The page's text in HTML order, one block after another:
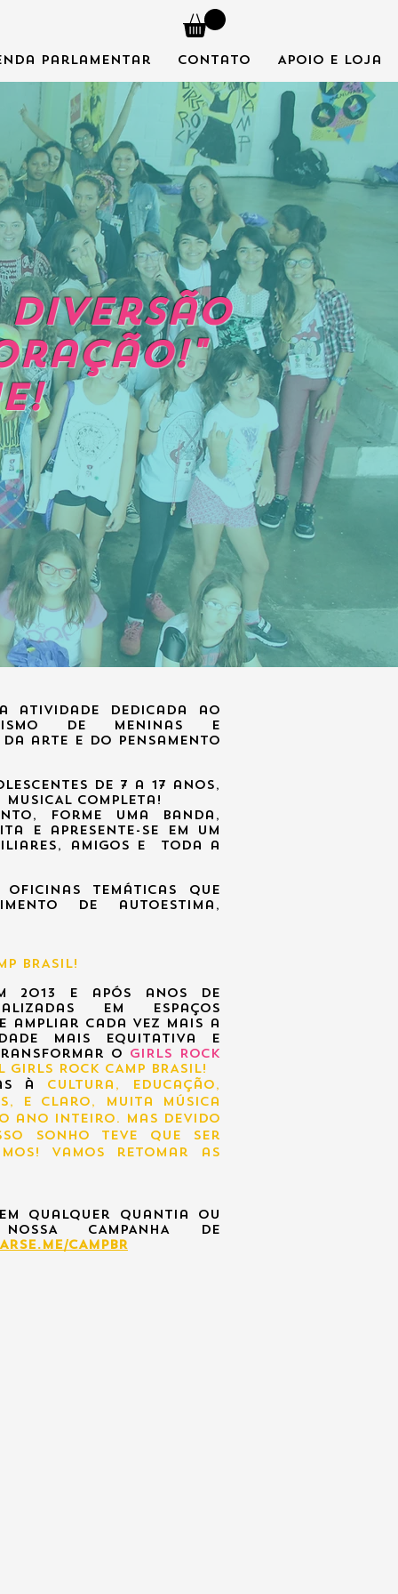
Parlamentar Contato Apoio e Loja
Diversão
atividade dedicada ao
de meninas e
arte e do pensamento
de 7 a 17 anos,
completa!
formE uma banda,
e apresente-se em um
amigos e toda a
oficinas temáticas que
de autoestima,
BRASIL!
2013 e após anos de
em espaços
ampliar cada vez mais a
mais equitativa e
O GIRLS ROCK
GIRLS ROCK CAMP BRASIL!
à cultura, educação,
e claro, muita música
ano inteiro. Mas devido
sonho teve que ser
Vamos retomar as
qualquer quantia OU
CAMPANHA DE
CAMPBR